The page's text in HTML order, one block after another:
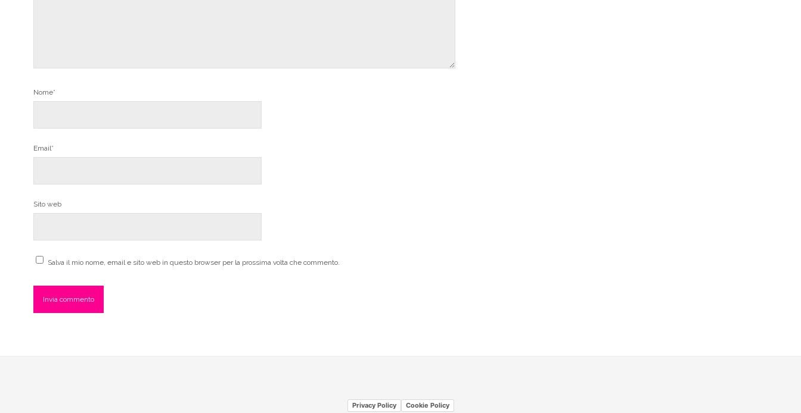
Nome*
Email*
Sito web
Salva il mio nome, email e sito web in questo browser per la prossima volta che commento.
Privacy Policy Cookie Policy